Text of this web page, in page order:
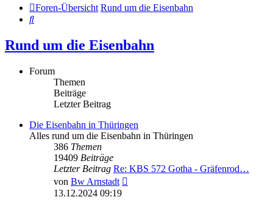
Foren-Übersicht Rund um die Eisenbahn
Suche
Rund um die Eisenbahn
Forum
Themen
Beiträge
Letzter Beitrag
Die Eisenbahn in Thüringen
Alles rund um die Eisenbahn in Thüringen
386 Themen
19409 Beiträge
Letzter Beitrag Re: KBS 572 Gotha - Gräfenrod…
von Bw Arnstadt
13.12.2024 09:19